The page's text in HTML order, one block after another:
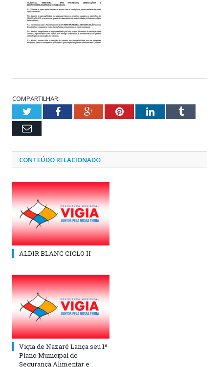
COMPARTILHAR:
TwitterFacebookGoogle+PinterestLinkedInTumblr
Email
CONTEÚDO RELACIONADO
ALDIR BLANC CICLO II
Vigia de Nazaré Lança seu 1º
Plano Municipal de
Segurança Alimentar e